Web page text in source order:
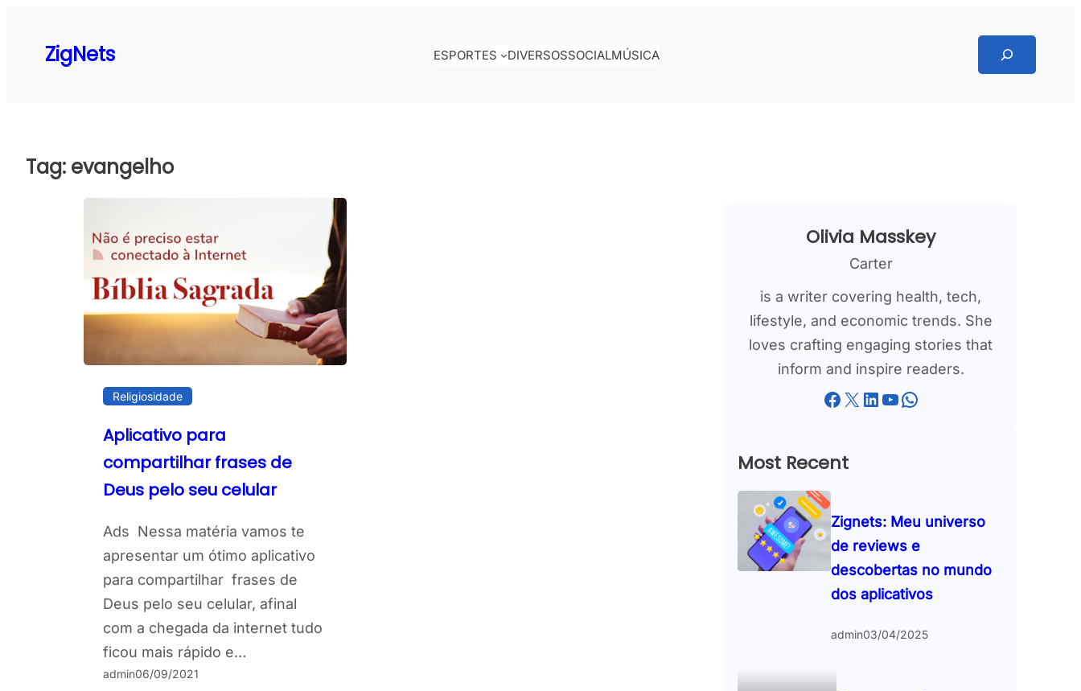
ZigNets ESPORTES DIVERSOSSOCIALMÚSICA
Search
Tag: evangelho
Religiosidade
Aplicativo para
compartilhar frases de
Deus pelo seu celular
Ads Nessa matéria vamos te
apresentar um ótimo aplicativo
para compartilhar frases de
Deus pelo seu celular, afinal
com a chegada da internet tudo
ficou mais rápido e…
admin06/09/2021
Olivia Masskey
Carter
is a writer covering health, tech,
lifestyle, and economic trends. She
loves crafting engaging stories that
inform and inspire readers.
Facebook X LinkedIn YouTube WhatsApp
Most Recent
Zignets: Meu universo
de reviews e
descobertas no mundo
dos aplicativos
admin03/04/2025